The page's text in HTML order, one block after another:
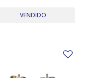
VENDIDO